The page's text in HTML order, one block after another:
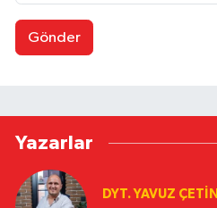
Gönder
Yazarlar
DYT. YAVUZ ÇETİN